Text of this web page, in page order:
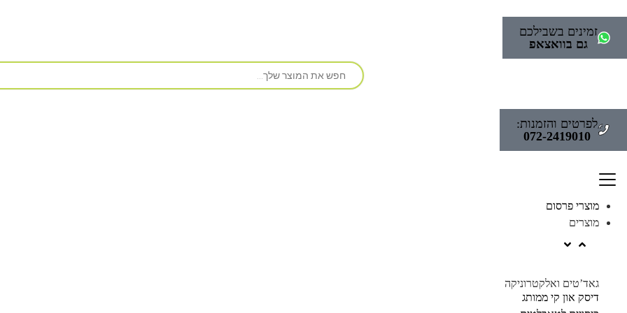
זמינים בשבילכם
גם בוואצאפ
לפרטים והזמנות:
072-2419010
מוצרי פרסום
מוצרים
גאד’טים ואלקטרוניקה
דיסק און קי ממותג